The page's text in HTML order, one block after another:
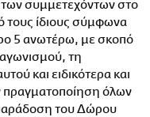
συμμετεχόντων στο
τους ίδιους σύμφωνα
5 ανωτέρω, με σκοπό
τη
και ειδικότερα και
όλων
του Δώρου